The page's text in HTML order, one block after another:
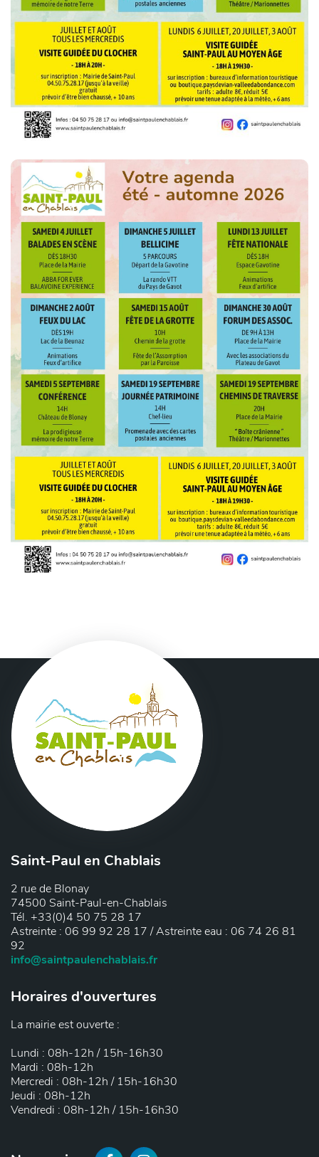
Saint-Paul en Chablais
2 rue de Blonay
74500 Saint-Paul-en-Chablais
Tél. +33(0)4 50 75 28 17
Astreinte : 06 99 92 28 17 / Astreinte eau : 06 74 26 81
92
info@saintpaulenchablais.fr
Horaires d'ouvertures
La mairie est ouverte :
Lundi : 08h-12h / 15h-16h30
Mardi : 08h-12h
Mercredi : 08h-12h / 15h-16h30
Jeudi : 08h-12h
Vendredi : 08h-12h / 15h-16h30